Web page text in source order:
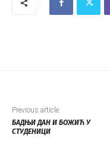
Previous article
БАДЊИ ДАН И БОЖИЋ У
СТУДЕНИЦИ